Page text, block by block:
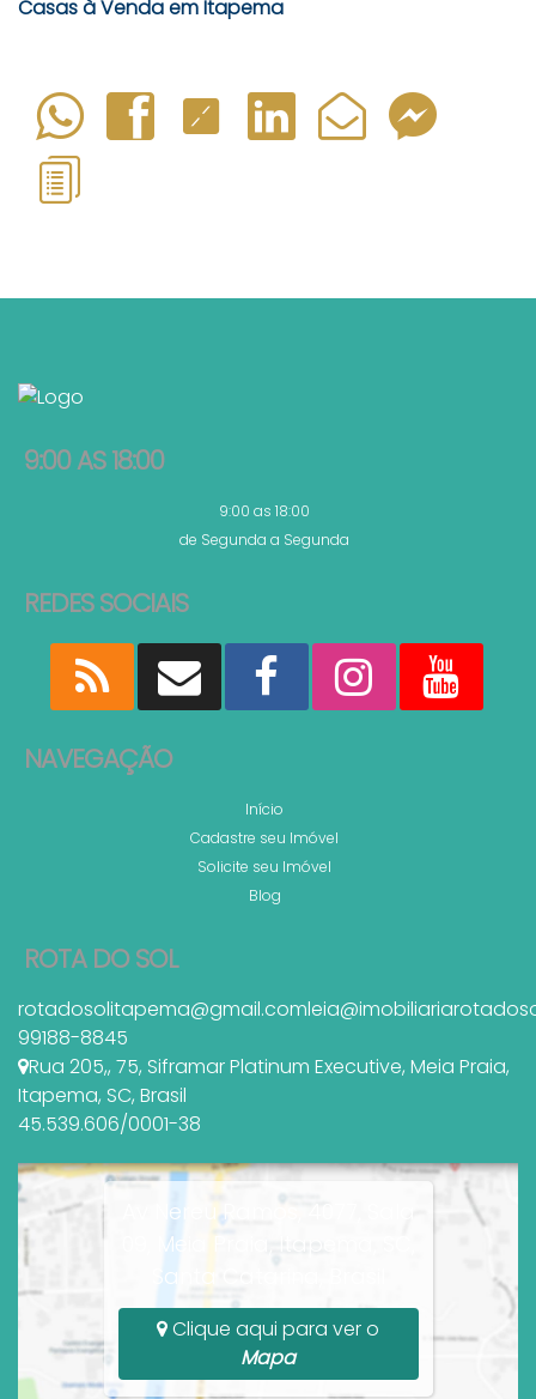
Casas à Venda em Itapema
9:00 AS 18:00
9:00 as 18:00
de Segunda a Segunda
REDES SOCIAIS
NAVEGAÇÃO
Início
Cadastre seu Imóvel
Solicite seu Imóvel
Blog
ROTA DO SOL
rotadosolitapema@gmail.com
99188-8845
Rua 205,, 75, Siframar Platinum Executive, Meia Praia,
Itapema, SC, Brasil
45.539.606/0001-38
Av Nereu Ramos, 4077, Sala
09, Meia Praia, Itapema, SC,
Santa Catarina, Brasil
Clique aqui para ver o
Mapa